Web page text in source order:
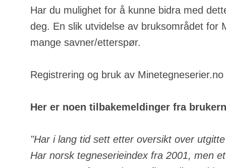
Har du mulighet for å kunne bidra med
deg. En slik utvidelse av bruksområdet for
mange savner/etterspør.
Registrering og bruk av
Her er noen tilbakemeldinger fra
"Har i lang tid sett etter oversikt over
Har norsk tegneserieindex fra 2001, men